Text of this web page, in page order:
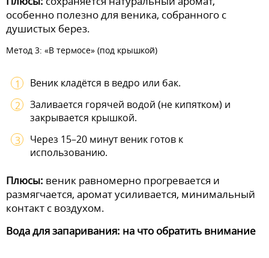
особенно полезно для веника, собранного с
душистых берез.
Метод 3: «В термосе» (под крышкой)
Веник кладётся в ведро или бак.
Заливается горячей водой (не кипятком) и
закрывается крышкой.
Через 15–20 минут веник готов к
использованию.
Плюсы: веник равномерно прогревается и
размягчается, аромат усиливается, минимальный
контакт с воздухом.
Вода для запаривания: на что обратить внимание